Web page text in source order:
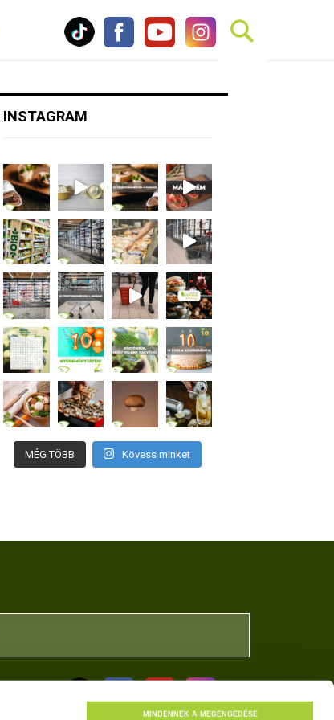
MINDENNEK A MEGENGEDÉSE
INSTAGRAM
MÉG TÖBB Kövess minket